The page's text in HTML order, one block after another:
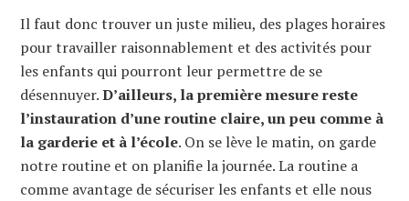
Il faut donc trouver un juste milieu, des plages horaires
pour travailler raisonnablement et des activités pour
les enfants qui pourront leur permettre de se
désennuyer.D’ailleurs, la première mesure reste
l’instauration d’une routine claire, un peu comme à
la garderie et à l’école. On se lève le matin, on garde
notre routine et on planifie la journée. La routine a
comme avantage de sécuriser les enfants et elle nous